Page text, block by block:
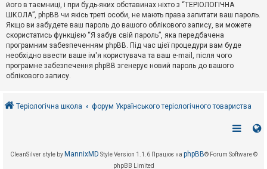
його в таємниці, і при будь-яких обставинах ніхто з “ТЕРІОЛОГІЧНА
ШКОЛА”, phpBB чи якісь треті особи, не мають права запитати ваш пароль.
Якщо ви забудете ваш пароль до вашого облікового запису, ви можете
скористатись функцією “Я забув свій пароль”, яка передбачена
програмним забезпеченням phpBB. Під час цієї процедури вам буде
необхідно ввести ваше ім'я користувача та ваш e-mail, після чого
програмне забезпечення phpBB згенерує новий пароль до вашого
облікового запису.
Теріологічна школа форум Українського теріологічного товариства
CleanSilver style by MannixMD Style Version 1.1.6 Працює на phpBB® Forum Software ©
phpBB Limited